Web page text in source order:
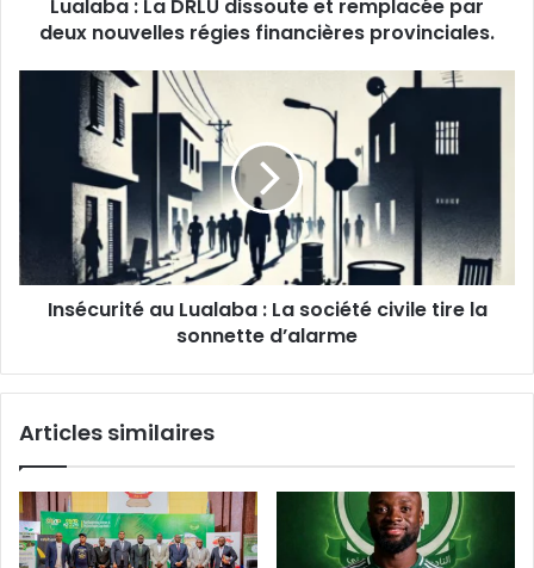
régies
provinciales.
Lualaba : La DRLU dissoute et remplacée par
deux nouvelles régies financières provinciales.
Insécurité
Lualaba :
société
la
sonnette
d’alarme
Insécurité au Lualaba : La société civile tire la
sonnette d’alarme
Articles similaires